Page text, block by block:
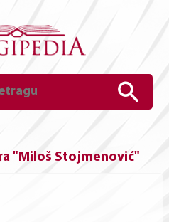
"Miloš Stojmenović"